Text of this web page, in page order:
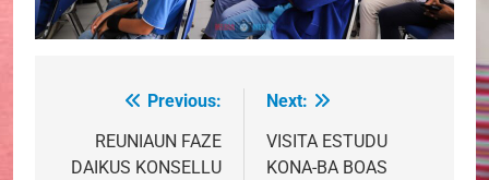
navigation
Previous:
REUNIAUN FAZE
DAIKUS KONSELLU
Next:
VISITA ESTUDU
KONA-BA BOAS